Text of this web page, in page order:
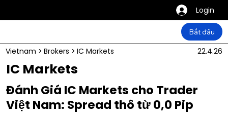
Login
Bắt đầu
Vietnam > Brokers > IC Markets 22.4.26
IC Markets
Đánh Giá IC Markets cho Trader
Việt Nam: Spread thô từ 0,0 Pip